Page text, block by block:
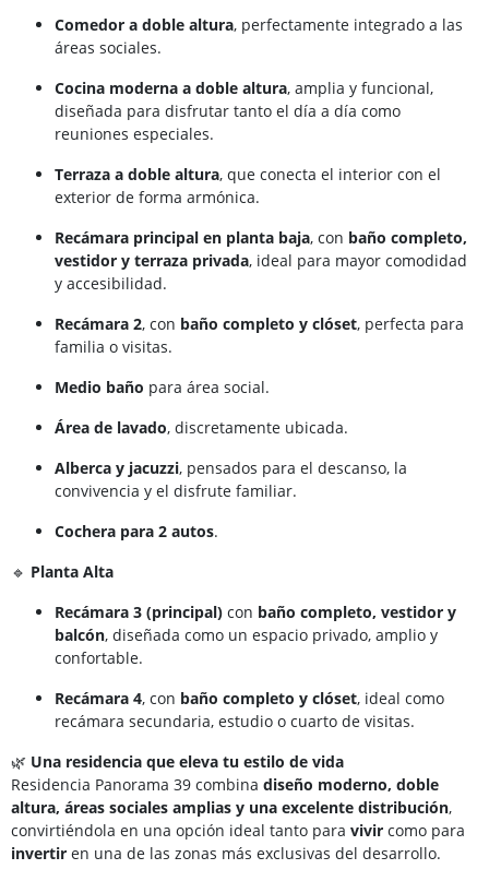
Comedor a doble altura, perfectamente integrado a las
áreas sociales.
Cocina moderna a doble altura, amplia y funcional,
diseñada para disfrutar tanto el día a día como
reuniones especiales.
Terraza a doble altura, que conecta el interior con el
exterior de forma armónica.
Recámara principal en planta baja, con baño completo,
vestidor y terraza privada, ideal para mayor comodidad
y accesibilidad.
Recámara 2, con baño completo y clóset, perfecta para
familia o visitas.
Medio baño para área social.
Área de lavado, discretamente ubicada.
Alberca y jacuzzi, pensados para el descanso, la
convivencia y el disfrute familiar.
Cochera para 2 autos.
🔹 Planta Alta
Recámara 3 (principal) con baño completo, vestidor y
balcón, diseñada como un espacio privado, amplio y
confortable.
Recámara 4, con baño completo y clóset, ideal como
recámara secundaria, estudio o cuarto de visitas.
🌿 Una residencia que eleva tu estilo de vida
Residencia Panorama 39 combina diseño moderno, doble
altura, áreas sociales amplias y una excelente distribución,
convirtiéndola en una opción ideal tanto para vivir como para
invertir en una de las zonas más exclusivas del desarrollo.